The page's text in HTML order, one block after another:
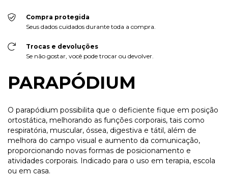
Compra protegida
Seus dados cuidados durante toda a compra.
Trocas e devoluções
Se não gostar, você pode trocar ou devolver.
PARAPÓDIUM
O parapódium possibilita que o deficiente fique em posição
ortostática, melhorando as funções corporais, tais como
respiratória, muscular, óssea, digestiva e tátil, além de
melhora do campo visual e aumento da comunicação,
proporcionando novas formas de posicionamento e
atividades corporais. Indicado para o uso em terapia, escola
ou em casa.